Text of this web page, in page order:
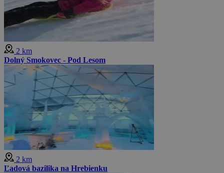
2 km
Dolný Smokovec - Pod Lesom
2 km
Ľadová bazilika na Hrebienku